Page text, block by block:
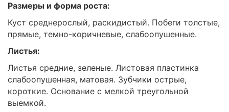
Размеры и форма роста:
Куст среднерослый, раскидистый. Побеги толстые,
прямые, темно-коричневые, слабоопушенные.
Листья:
Листья средние, зеленые. Листовая пластинка
слабоопушенная, матовая. Зубчики острые,
короткие. Основание с мелкой треугольной
выемкой.